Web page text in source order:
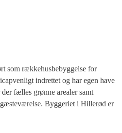
som rækkehusbebyggelse for
indrettet og har egen have
fælles grønne arealer samt
Byggeriet i Hillerød er